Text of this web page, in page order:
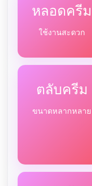
หลอดครีม
ใช้งานสะดวก
ตลับครีม
ขนาดหลากหลาย